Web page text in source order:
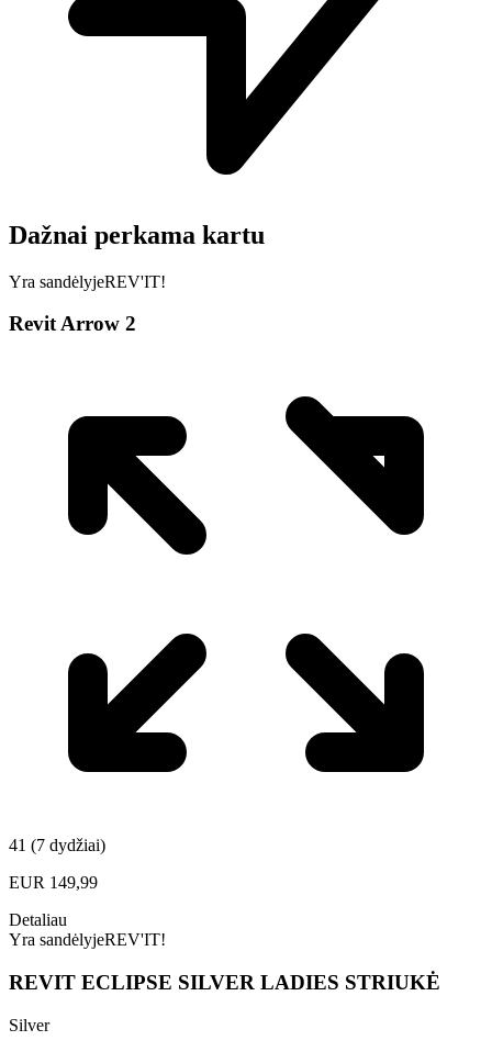
Dažnai perkama kartu
Yra sandėlyjeREV'IT!
Revit Arrow 2
41 (7 dydžiai)
EUR 149,99
Detaliau
Yra sandėlyjeREV'IT!
REVIT ECLIPSE SILVER LADIES STRIUKĖ
Silver